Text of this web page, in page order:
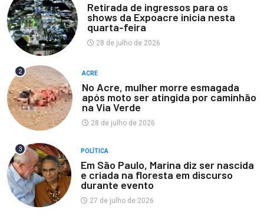
Retirada de ingressos para os
shows da Expoacre inicia nesta
quarta-feira
28 de julho de 2026
2 ACRE
No Acre, mulher morre esmagada
após moto ser atingida por caminhão
na Via Verde
28 de julho de 2026
3 POLÍTICA
Em São Paulo, Marina diz ser nascida
e criada na floresta em discurso
durante evento
27 de julho de 2026